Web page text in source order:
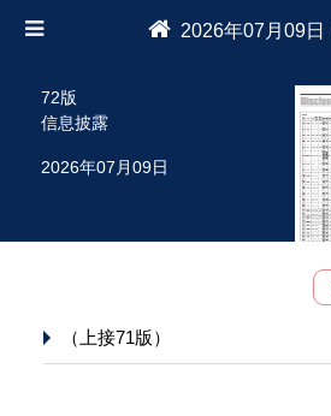
2026年07月09
72版
信息披露
2026年07月09日
（上接71版）